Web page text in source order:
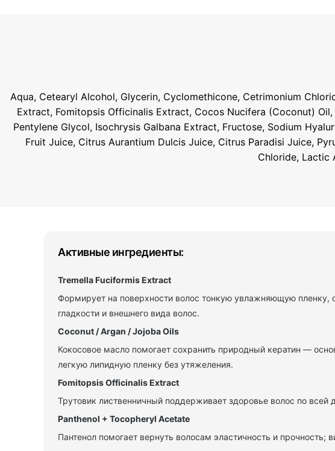
Aqua, Cetearyl Alcohol, Glycerin, Cyclomethicone, Cetrimonium
Extract, Fomitopsis Officinalis Extract, Cocos Nucifera (Coconut)
Pentylene Glycol, Isochrysis Galbana Extract, Fructose, Sodium
Fruit Juice, Citrus Aurantium Dulcis Juice, Citrus Paradisi Juice,
Chloride, Lactic
Активные ингредиенты:
Tremella Fuciformis Extract
Формирует на поверхности волос тонкую увлажняющую
гладкости и внешнего вида волос.
Coconut / Argan / Jojoba Oils
Кокосовое масло помогает сохранить природный кератин —
легкую липидную пленку без утяжеления.
Fomitopsis Officinalis Extract
Трутовик лиственничный поддерживает здоровье волос по всей
Panthenol + Tocopheryl Acetate
Пантенол помогает вернуть волосам эластичность и прочность;